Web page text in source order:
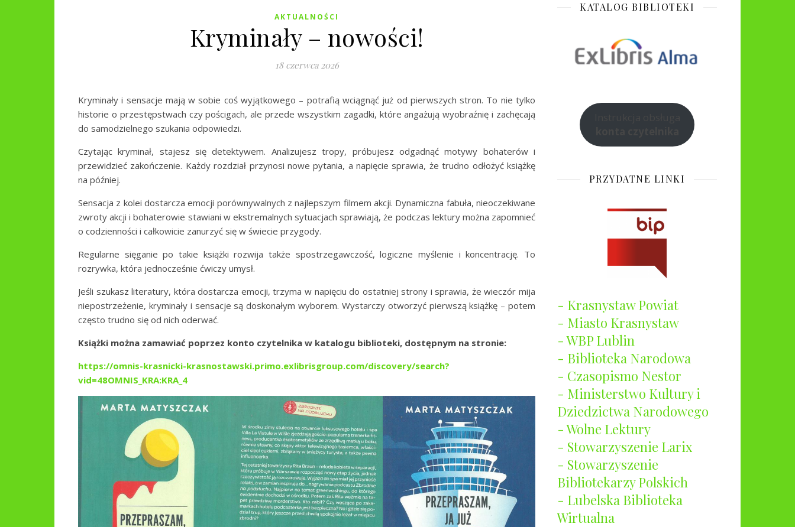
AKTUALNOŚCI
Kryminały – nowości!
18 czerwca 2026
Kryminały i sensacje mają w sobie coś wyjątkowego – potrafią wciągnąć już od pierwszych stron. To nie tylko
historie o przestępstwach czy pościgach, ale przede wszystkim zagadki, które angażują wyobraźnię i zachęcają
do samodzielnego szukania odpowiedzi.
Czytając kryminał, stajesz się detektywem. Analizujesz tropy, próbujesz odgadnąć motywy bohaterów i
przewidzieć zakończenie. Każdy rozdział przynosi nowe pytania, a napięcie sprawia, że trudno odłożyć książkę
na później.
Sensacja z kolei dostarcza emocji porównywalnych z najlepszym filmem akcji. Dynamiczna fabuła, nieoczekiwane
zwroty akcji i bohaterowie stawiani w ekstremalnych sytuacjach sprawiają, że podczas lektury można zapomnieć
o codzienności i całkowicie zanurzyć się w świecie przygody.
Regularne sięganie po takie książki rozwija także spostrzegawczość, logiczne myślenie i koncentrację. To
rozrywka, która jednocześnie ćwiczy umysł.
Jeśli szukasz literatury, która dostarcza emocji, trzyma w napięciu do ostatniej strony i sprawia, że wieczór mija
niepostrzeżenie, kryminały i sensacje są doskonałym wyborem. Wystarczy otworzyć pierwszą książkę – potem
często trudno się od nich oderwać.
Książki można zamawiać poprzez konto czytelnika w katalogu biblioteki, dostępnym na stronie:
https://omnis-krasnicki-krasnostawski.primo.exlibrisgroup.com/discovery/search?
vid=48OMNIS_KRA:KRA_4
KATALOG BIBLIOTEKI
PRZYDATNE LINKI
- Krasnystaw Powiat
- Miasto Krasnystaw
- WBP Lublin
- Biblioteka Narodowa
- Czasopismo Nestor
- Ministerstwo Kultury i
Dziedzictwa Narodowego
- Wolne Lektury
- Stowarzyszenie Larix
- Stowarzyszenie
Bibliotekarzy Polskich
- Lubelska Biblioteka
Wirtualna